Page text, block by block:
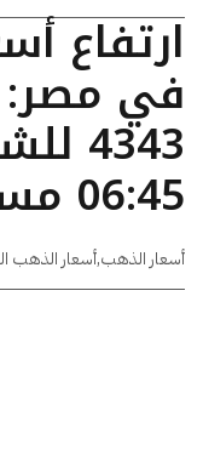
ارتفاع
06:45 مساءًا
أسعار الذهب,أسعار الذهب